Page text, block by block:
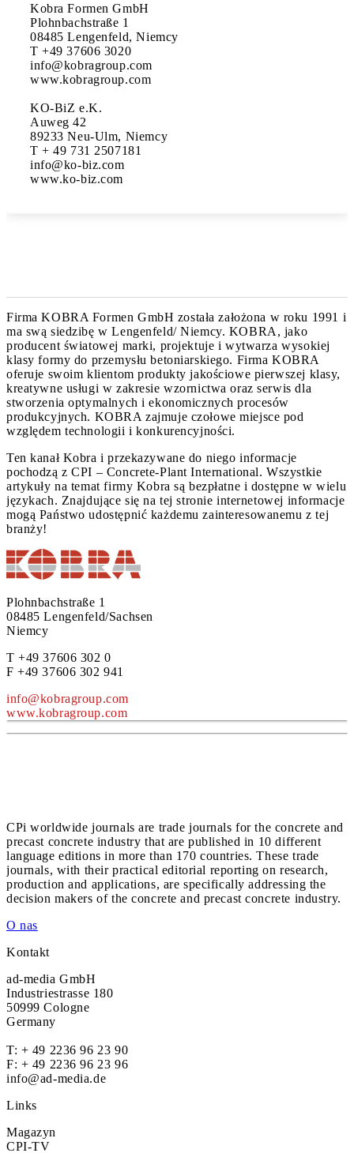
Kobra Formen GmbH
Plohnbachstraße 1
08485 Lengenfeld, Niemcy
T +49 37606 3020
info@kobragroup.com
www.kobragroup.com
KO-BiZ e.K.
Auweg 42
89233 Neu-Ulm, Niemcy
T + 49 731 2507181
info@ko-biz.com
www.ko-biz.com
Firma KOBRA Formen GmbH została założona w roku 1991 i
ma swą siedzibę w Lengenfeld/ Niemcy. KOBRA, jako
producent światowej marki, projektuje i wytwarza wysokiej
klasy formy do przemysłu betoniarskiego. Firma KOBRA
oferuje swoim klientom produkty jakościowe pierwszej klasy,
kreatywne usługi w zakresie wzornictwa oraz serwis dla
stworzenia optymalnych i ekonomicznych procesów
produkcyjnych. KOBRA zajmuje czołowe miejsce pod
względem technologii i konkurencyjności.
Ten kanał Kobra i przekazywane do niego informacje
pochodzą z CPI – Concrete-Plant International. Wszystkie
artykuły na temat firmy Kobra są bezpłatne i dostępne w wielu
językach. Znajdujące się na tej stronie internetowej informacje
mogą Państwo udostępnić każdemu zainteresowanemu z tej
branży!
Plohnbachstraße 1
08485 Lengenfeld/Sachsen
Niemcy
T +49 37606 302 0
F +49 37606 302 941
info@kobragroup.com
www.kobragroup.com
CPi worldwide journals are trade journals for the concrete and
precast concrete industry that are published in 10 different
language editions in more than 170 countries. These trade
journals, with their practical editorial reporting on research,
production and applications, are specifically addressing the
decision makers of the concrete and precast concrete industry.
O nas
Kontakt
ad-media GmbH
Industriestrasse 180
50999 Cologne
Germany
T: + 49 2236 96 23 90
F: + 49 2236 96 23 96
info@ad-media.de
Links
Magazyn
CPI-TV